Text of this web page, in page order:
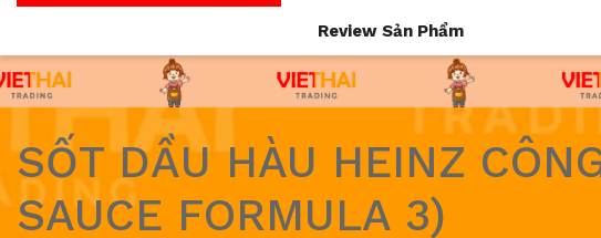
Review Sản Phẩm
SỐT DẦU HÀU HEINZ
SAUCE FORMULA 3)